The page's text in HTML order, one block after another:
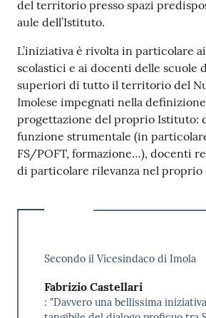
del territorio presso spazi
aule dell’Istituto.
L’iniziativa è rivolta in particolare
scolastici e ai docenti delle scuole
superiori di tutto il territorio del
Imolese impegnati nella
progettazione del proprio Istituto:
funzione strumentale (in
FS/POFT, formazione…), docenti
di particolare rilevanza nel proprio
Secondo il Vicesindaco di Imola
Fabrizio Castellari
: "Davvero una bellissima